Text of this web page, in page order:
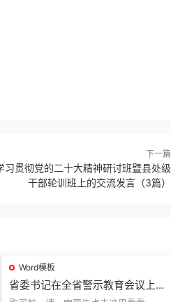
下一篇
贯彻党的二十大精神研讨班暨县处级
干部轮训班上的交流发言（3篇）
Word模板
省委书记在全省警示教育会议上
的讲话.1